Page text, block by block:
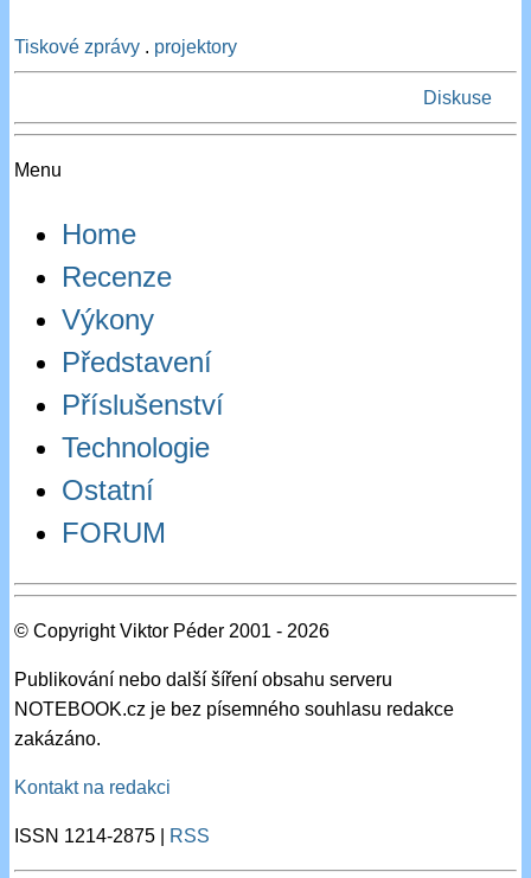
Tiskové zprávy . projektory
Diskuse
Menu
Home
Recenze
Výkony
Představení
Příslušenství
Technologie
Ostatní
FORUM
© Copyright Viktor Péder 2001 - 2026
Publikování nebo další šíření obsahu serveru
NOTEBOOK.cz je bez písemného souhlasu redakce
zakázáno.
Kontakt na redakci
ISSN 1214-2875 | RSS